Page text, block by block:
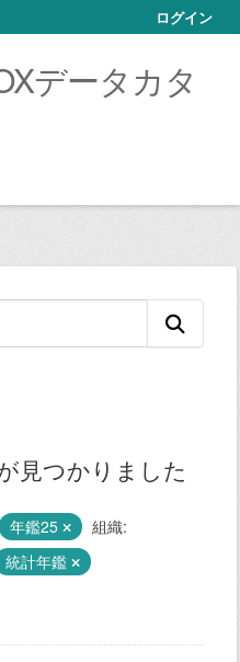
ログイン
データカタ
見つかりました
年鑑25
組織:
統計年鑑